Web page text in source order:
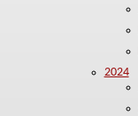
2024